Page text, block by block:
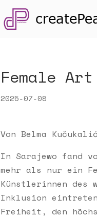
Female
2025-07-08
VonBelma Kučukalić
In Sarajewo fand
mehr als nur ein
Künstlerinnen des
Inklusion
Freiheit, den